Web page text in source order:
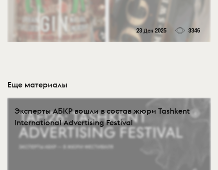
23 Дек 2025 3346
Еще материалы
Эксперты АБКР вошли в состав жюри Tashkent
International Advertising Festival